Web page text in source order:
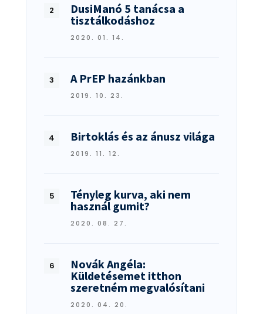
DusiManó 5 tanácsa a
tisztálkodáshoz
2020. 01. 14.
A PrEP hazánkban
2019. 10. 23.
Birtoklás és az ánusz világa
2019. 11. 12.
Tényleg kurva, aki nem
használ gumit?
2020. 08. 27.
Novák Angéla:
Küldetésemet itthon
szeretném megvalósítani
2020. 04. 20.